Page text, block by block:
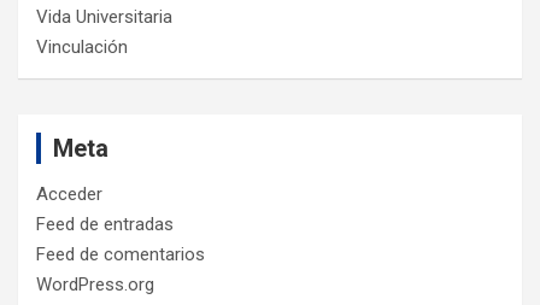
Vida Universitaria
Vinculación
Meta
Acceder
Feed de entradas
Feed de comentarios
WordPress.org